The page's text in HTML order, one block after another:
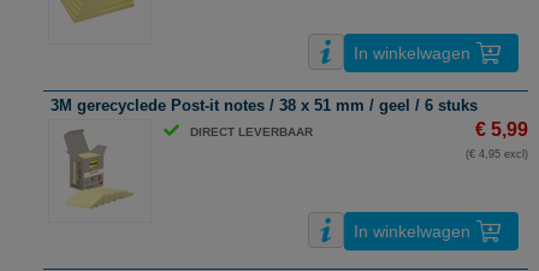
In winkelwagen
3M gerecyclede Post-it notes / 38 x 51 mm / geel / 6 stuks
DIRECT LEVERBAAR € 5,99
(€ 4,95 excl)
In winkelwagen